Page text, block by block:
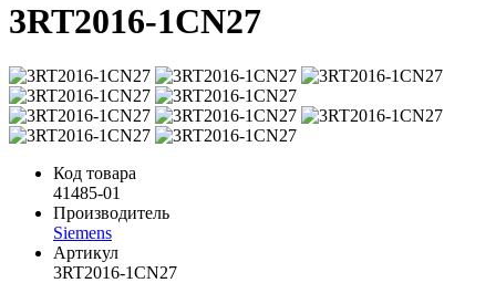
3RT2016-1CN27
Код товара
41485-01
Производитель
Siemens
Артикул
3RT2016-1CN27